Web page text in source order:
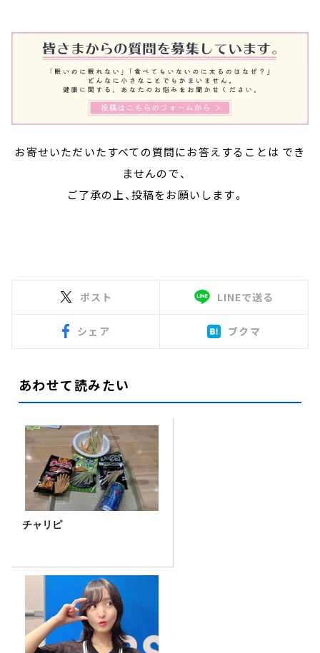
お寄せいただいたすべての質問にお答えすることは でき
ませんので、
ご了承の上、投稿をお願いします。
ポスト LINEで送る
シェア ブクマ
あわせて読みたい
チャリピ